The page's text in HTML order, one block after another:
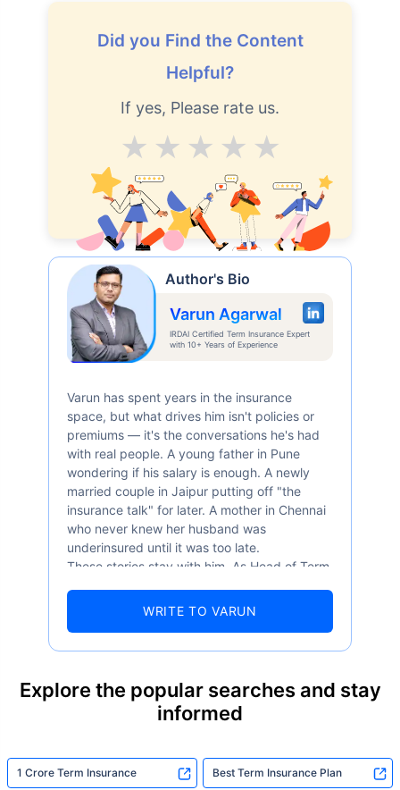
Did you Find the Content
Helpful?
If yes, Please rate us.
Excellent
V.Good
Good
Average
Author's Bio
Varun Agarwal
IRDAI Certified Term Insurance Expert
with 10+ Years of Experience
Varun has spent years in the insurance
space, but what drives him isn't policies or
premiums — it's the conversations he's had
with real people. A young father in Pune
wondering if his salary is enough. A newly
married couple in Jaipur putting off "the
insurance talk" for later. A mother in Chennai
who never knew her husband was
underinsured until it was too late.
These stories stay with him. As Head of Term
numbers well — 52.4% of Indians are aware
statistic, he sees a family that just needed
someone to sit with them, explain it simply,
built to do. In his words, "Most people aren't
WRITE TO VARUN
Explore the popular searches and stay
informed
1 Crore Term Insurance Best Term Insurance Plan